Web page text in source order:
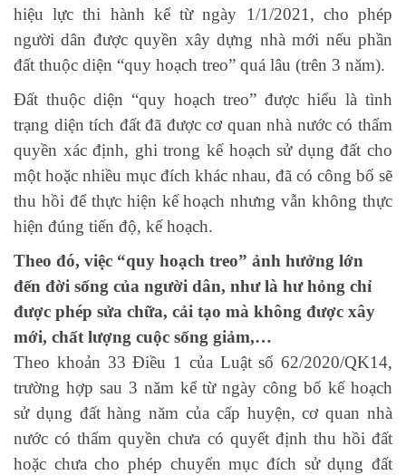
hiệu lực thi hành kể từ ngày 1/1/2021, cho phép
người dân được quyền xây dựng nhà mới nếu phần
đất thuộc diện “quy hoạch treo” quá lâu (trên 3 năm).
Đất thuộc diện “quy hoạch treo” được hiểu là tình
trạng diện tích đất đã được cơ quan nhà nước có thẩm
quyền xác định, ghi trong kế hoạch sử dụng đất cho
một hoặc nhiều mục đích khác nhau, đã có công bố sẽ
thu hồi để thực hiện kế hoạch nhưng vẫn không thực
hiện đúng tiến độ, kế hoạch.
Theo đó, việc “quy hoạch treo” ảnh hưởng lớn
đến đời sống của người dân, như là hư hỏng chỉ
được phép sửa chữa, cải tạo mà không được xây
mới, chất lượng cuộc sống giảm,…
Theo khoản 33 Điều 1 của Luật số 62/2020/QK14,
trường hợp sau 3 năm kể từ ngày công bố kế hoạch
sử dụng đất hàng năm của cấp huyện, cơ quan nhà
nước có thẩm quyền chưa có quyết định thu hồi đất
hoặc chưa cho phép chuyển mục đích sử dụng đất